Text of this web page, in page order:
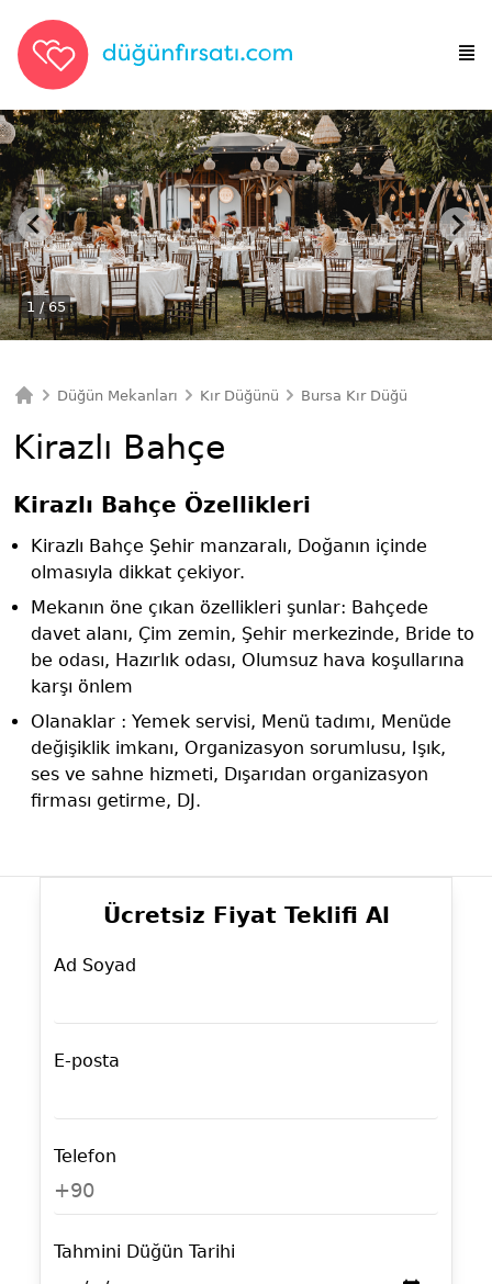
1 / 65
Düğün Mekanları Kır Düğünü Bursa Kır Düğünü
Kirazlı Bahçe
Kirazlı Bahçe Özellikleri
Kirazlı Bahçe Şehir manzaralı, Doğanın içinde
olmasıyla dikkat çekiyor.
Mekanın öne çıkan özellikleri şunlar: Bahçede
davet alanı, Çim zemin, Şehir merkezinde, Bride to
be odası, Hazırlık odası, Olumsuz hava koşullarına
karşı önlem
Olanaklar : Yemek servisi, Menü tadımı, Menüde
değişiklik imkanı, Organizasyon sorumlusu, Işık,
ses ve sahne hizmeti, Dışarıdan organizasyon
firması getirme, DJ.
Ücretsiz Fiyat Teklifi Al
Ad Soyad
E-posta
Telefon
+90
Tahmini Düğün Tarihi